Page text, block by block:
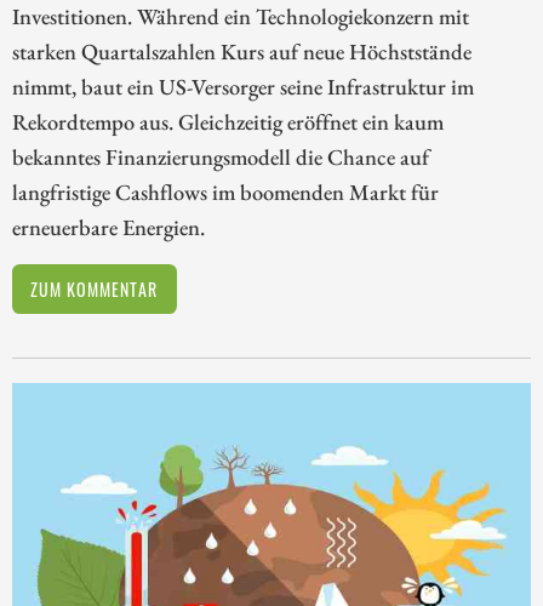
Investitionen. Während ein Technologiekonzern mit
starken Quartalszahlen Kurs auf neue Höchststände
nimmt, baut ein US-Versorger seine Infrastruktur im
Rekordtempo aus. Gleichzeitig eröffnet ein kaum
bekanntes Finanzierungsmodell die Chance auf
langfristige Cashflows im boomenden Markt für
erneuerbare Energien.
ZUM KOMMENTAR